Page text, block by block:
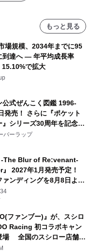
もっと見る
場規模、2034年までに95
到達へ ― 年平均成長率
15.10%で拡大
公式ぜんこく図鑑 1996-
発売！ さらに『ポケット
』シリーズ30周年を記念し
ットモンスター ビジュア
ク』の発売決定！ 2026
バーラップ
-The Blur of Re:venant-
』 2027年1月発売予定！
ァンディングを8月8日より
ファンブー)』が、スシロ
Racing 初コラボキャン
場 全国のスシロー店舗で
FUNBOO(ミニカー)付き